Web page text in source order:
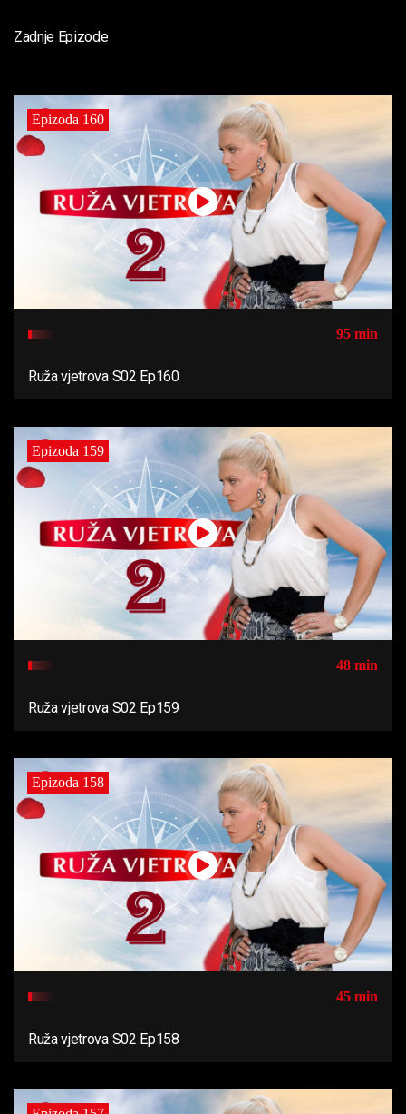
Zadnje Epizode
Epizoda 160
95 min
Ruža vjetrova S02 Ep160
Epizoda 159
48 min
Ruža vjetrova S02 Ep159
Epizoda 158
45 min
Ruža vjetrova S02 Ep158